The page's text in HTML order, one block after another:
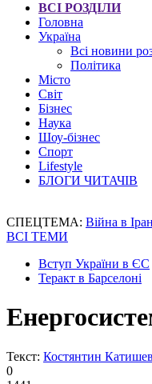
ВСІ РОЗДІЛИ
Головна
Україна
Всі новини
Політика
Місто
Світ
Бізнес
Наука
Шоу-бізнес
Спорт
Lifestyle
БЛОГИ ЧИТАЧІВ
СПЕЦТЕМА: Війна в
ВСІ ТЕМИ
Вступ України в ЄС
Теракт в Барселоні
Текст: Костянтин Катишев
0